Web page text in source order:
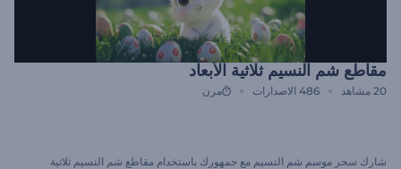
مقاطع شم النسيم ثلاثية الأبعاد
20 مشاهد 486 الاصدارات مرن
شارك سحر موسم شم النسيم مع جمهورك باستخدام مقاطع شم النسيم ثلاثية